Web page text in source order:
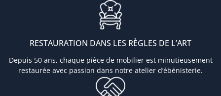
RESTAURATION DANS LES RÈGLES DE L’ART
Depuis 50 ans, chaque pièce de mobilier est minutieusement
restaurée avec passion dans notre atelier d’ébénisterie.